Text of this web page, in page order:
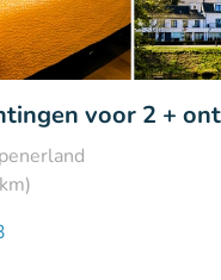
voor 2 +